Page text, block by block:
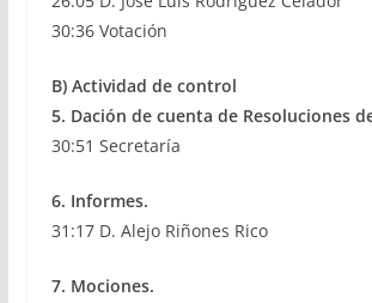
30:36 Votación
B) Actividad de control
5. Dación de cuenta de Resoluciones
30:51 Secretaría
6. Informes.
31:17 D. Alejo Riñones Rico
7. Mociones.